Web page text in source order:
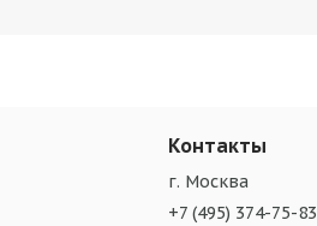
Контакты
г. Москва
+7 (495) 374-75-83